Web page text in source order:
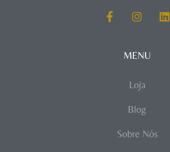
MENU
Loja
Blog
Sobre Nós